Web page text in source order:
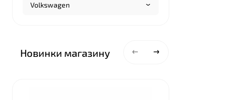
Volkswagen
Новинки магазину